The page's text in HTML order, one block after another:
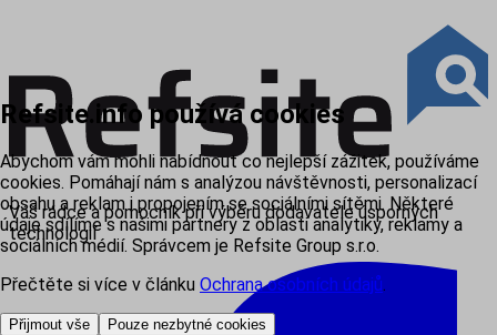
Váš rádce a pomocník při výběru dodavatele úsporných
technologií
Refsite.info používá cookies
Abychom vám mohli nabídnout co nejlepší zážitek, používáme
cookies. Pomáhají nám s analýzou návštěvnosti, personalizací
obsahu a reklam i propojením se sociálními sítěmi. Některé
údaje sdílíme s našimi partnery z oblasti analytiky, reklamy a
sociálních médií. Správcem je Refsite Group s.r.o.
Přečtěte si více v článku Ochrana osobních údajů.
Přijmout vše
Pouze nezbytné cookies